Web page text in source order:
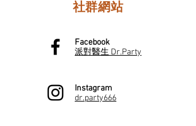
社群網站
Facebook
派對醫生 Dr.Party
Instagram
dr.party666